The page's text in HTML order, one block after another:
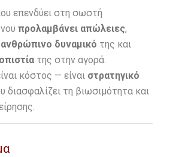
επενδύει στη σωστή
προλαμβάνει απώλειες,
δυναμικό της και
της στην αγορά.
κόστος — είναι στρατηγικό
διασφαλίζει τη βιωσιμότητα και